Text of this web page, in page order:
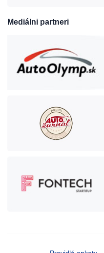
Mediálni partneri